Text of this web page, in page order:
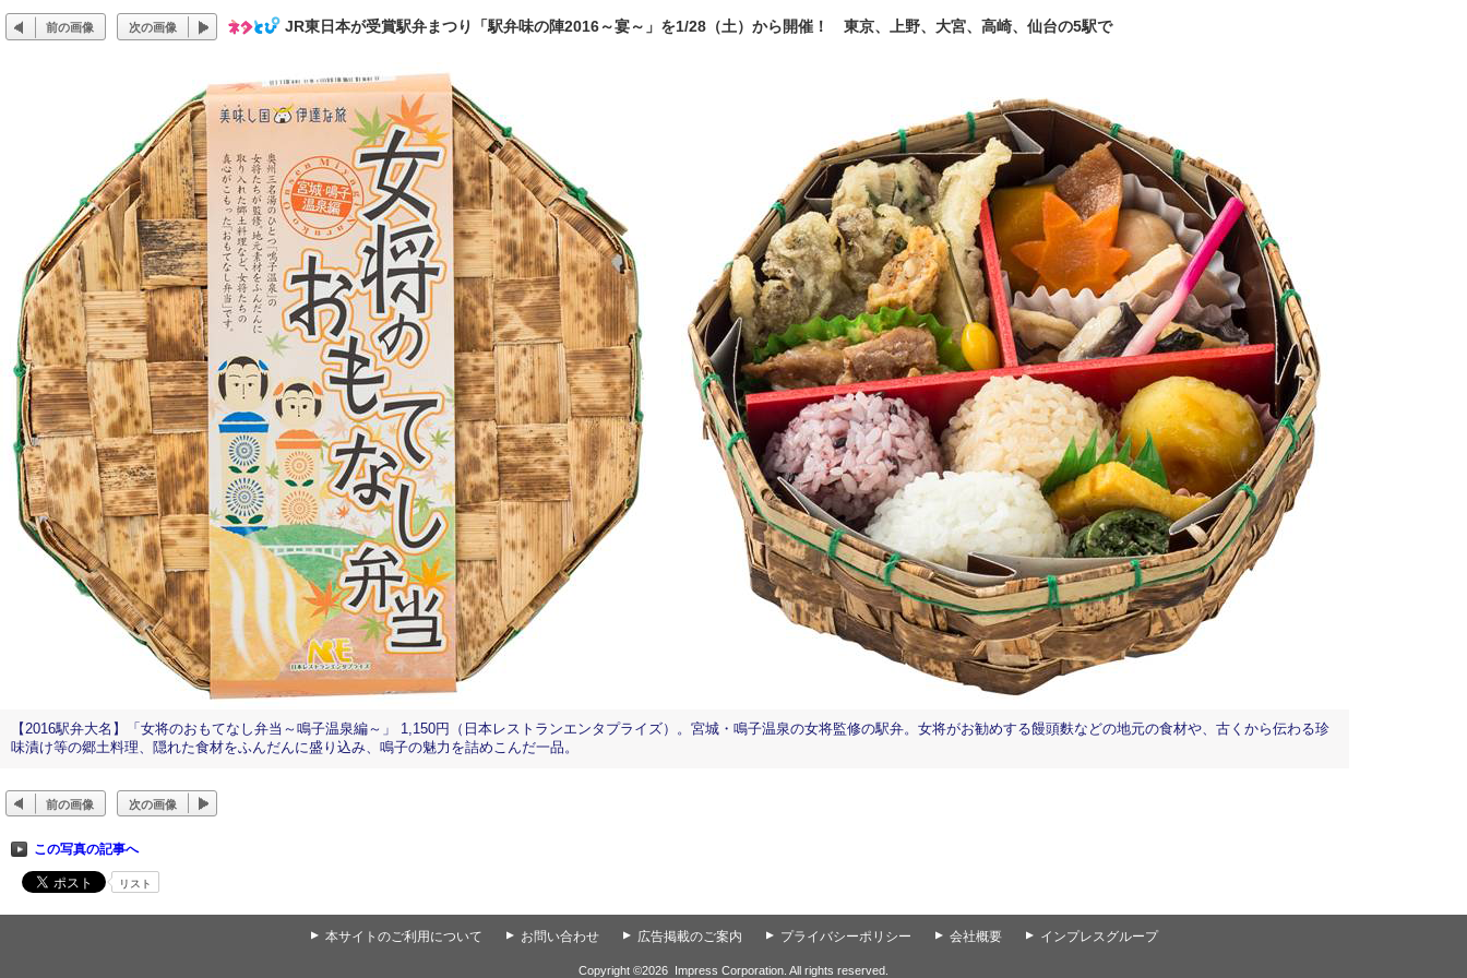
前の画像 次の画像 JR東日本が受賞駅弁まつり「駅弁味の陣2016～宴～」を1/28（土）から開催！ 東京、上野、大宮、高崎、仙台の5駅で
【2016駅弁大名】「女将のおもてなし弁当～鳴子温泉編～」 1,150円（日本レストランエンタプライズ）。宮城・鳴子温泉の女将監修の駅弁。女将がお勧めする饅頭麩などの地元の食材や、古くから伝わる珍
味漬け等の郷土料理、隠れた食材をふんだんに盛り込み、鳴子の魅力を詰めこんだ一品。
前の画像 次の画像
この写真の記事へ
リスト
▲ 本サイトのご利用について ▲ お問い合わせ ▲ 広告掲載のご案内 ▲ プライバシーポリシー ▲ 会社概要 ▲ インプレスグループ
Copyright ©2026 Impress Corporation. All rights reserved.